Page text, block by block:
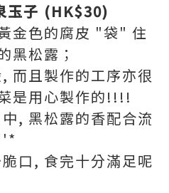
玉子 (HK$30)
金色的腐皮 "袋" 住
黑松露；
而且製作的工序亦很
是用心製作的!!!!
, 黑松露的香配合流
口, 食完十分滿足呢